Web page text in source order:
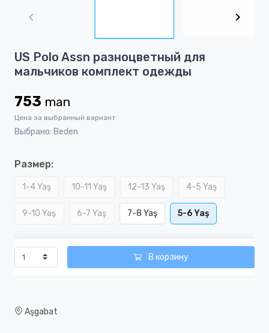
1
of
US Polo Assn разноцветный для
мальчиков комплект одежды
753 man
Цена за выбранный вариант
Выбрано: Beden
Размер:
1-4 Yaş 10-11 Yaş 12-13 Yaş 4-5 Yaş
9-10 Yaş 6-7 Yaş 7-8 Yaş 5-6 Yaş
В корзину
Aşgabat